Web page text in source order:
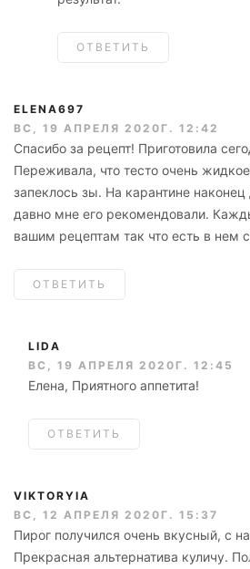
ОТВЕТИТЬ
ELENA697
ВС, 19 АПРЕЛЯ 2020Г. 12:42
Спасибо за рецепт! Приготовила
Переживала, что тесто очень
запеклось зы. На карантине наконец
давно мне его рекомендовали.
вашим рецептам так что есть в нем
ОТВЕТИТЬ
LIDA
ВС, 19 АПРЕЛЯ 2020Г. 12:45
Елена, Приятного аппетита!
ОТВЕТИТЬ
VIKTORYIA
ВС, 12 АПРЕЛЯ 2020Г. 15:37
Пирог получился очень вкусный, с
Прекрасная альтернатива куличу.